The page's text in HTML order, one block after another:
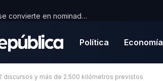
Premio Mercury 2026: Paul McCartney se convierte en nominado por primera vez en una emocionante lista de finalistas
Política Economía
discursos y más de 2.500 kilómetros previstos